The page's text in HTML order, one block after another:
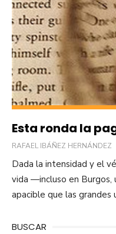
Esta ronda la
RAFAEL IBÁÑEZ HERNÁNDEZ
Dada la intensidad y el
vida —incluso en Burgos,
apacible que las
BUSCAR